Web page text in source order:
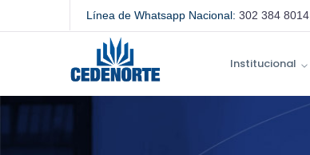
Línea de Whatsapp Nacional: 302 384 8014
Institucional